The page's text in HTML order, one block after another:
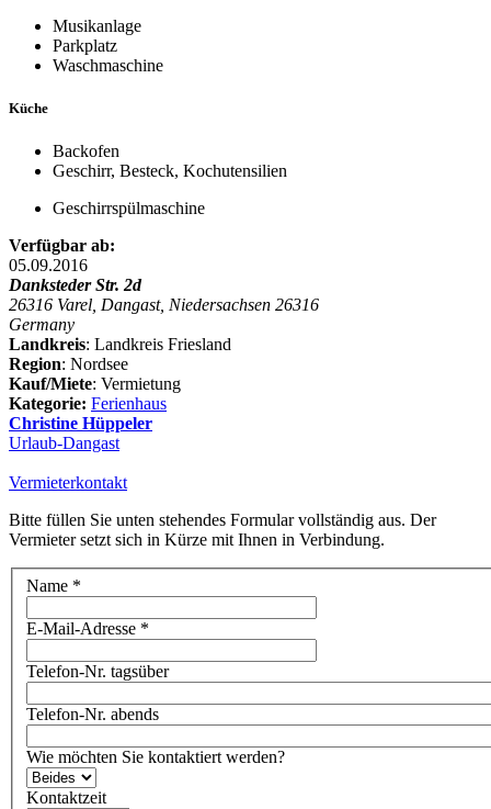
Musikanlage
Parkplatz
Waschmaschine
Küche
Backofen
Geschirr, Besteck, Kochutensilien
Geschirrspülmaschine
Verfügbar ab:
05.09.2016
Danksteder Str. 2d
26316 Varel, Dangast, Niedersachsen 26316
Germany
Landkreis: Landkreis Friesland
Region: Nordsee
Kauf/Miete: Vermietung
Kategorie: Ferienhaus
Christine Hüppeler
Urlaub-Dangast
Vermieterkontakt
Bitte füllen Sie unten stehendes Formular vollständig aus. Der
Vermieter setzt sich in Kürze mit Ihnen in Verbindung.
Name *
E-Mail-Adresse *
Telefon-Nr. tagsüber
Telefon-Nr. abends
Wie möchten Sie kontaktiert werden?
Kontaktzeit